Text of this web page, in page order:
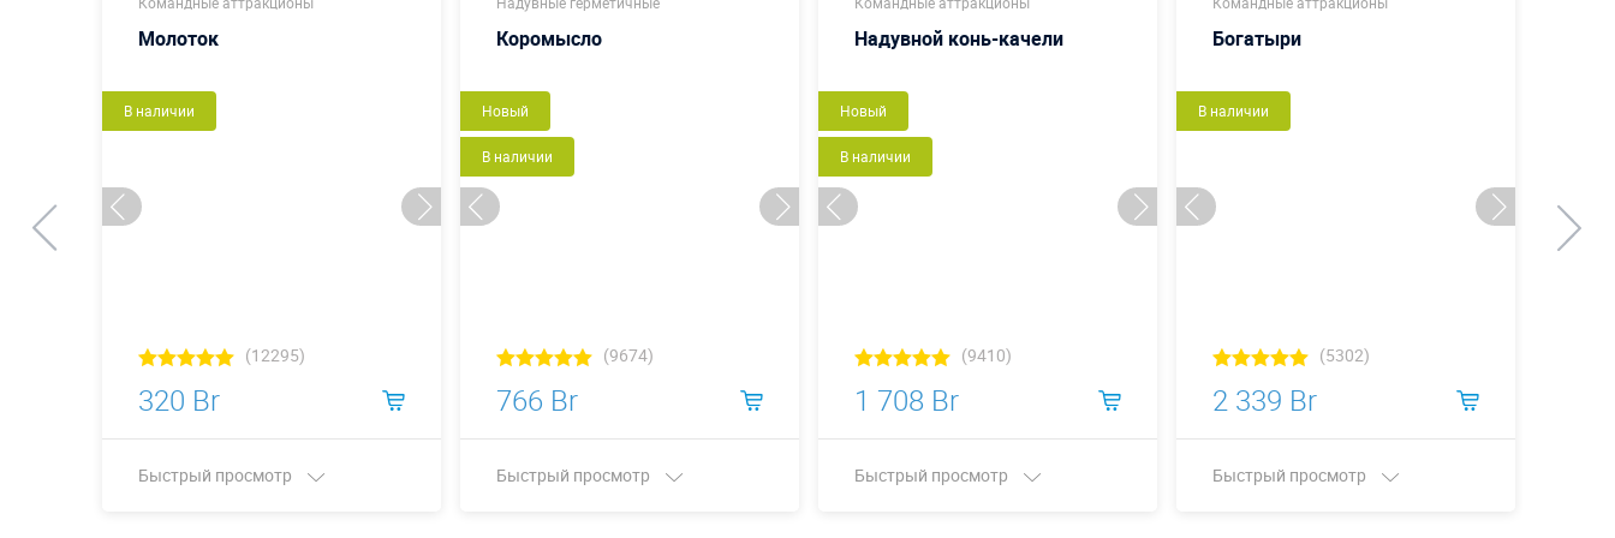
Молоток
В наличии
(12295)
320 Br
Быстрый просмотр
Коромысло
Новый
В наличии
(9674)
766 Br
Быстрый просмотр
Надувной конь-качели
Новый
В наличии
(9410)
1 708 Br
Быстрый просмотр
Богатыри
В наличии
(5302)
2 339 Br
Быстрый просмотр